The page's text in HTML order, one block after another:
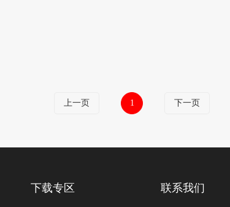
上一页 1 下一页
下载专区 联系我们